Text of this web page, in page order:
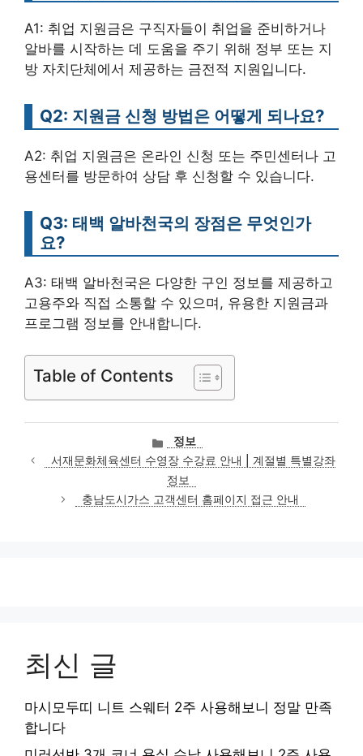
A1: 취업 지원금은 구직자들이 취업을 준비하거나
알바를 시작하는 데 도움을 주기 위해 정부 또는 지
방 자치단체에서 제공하는 금전적 지원입니다.
Q2: 지원금 신청 방법은 어떻게 되나요?
A2: 취업 지원금은 온라인 신청 또는 주민센터나 고
용센터를 방문하여 상담 후 신청할 수 있습니다.
Q3: 태백 알바천국의 장점은 무엇인가
요?
A3: 태백 알바천국은 다양한 구인 정보를 제공하고
고용주와 직접 소통할 수 있으며, 유용한 지원금과
프로그램 정보를 안내합니다.
Table of Contents
카
테
고
리
정보
서재문화체육센터 수영장 수강료 안내 | 계절별 특별강좌
정보
충남도시가스 고객센터 홈페이지 접근 안내
최신 글
마시모두띠 니트 스웨터 2주 사용해보니 정말 만족
합니다